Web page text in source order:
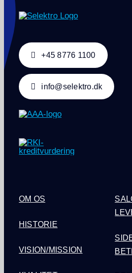
+45 8776 1100
info@selektro.dk
OM OS
HISTORIE
VISION/MISSION